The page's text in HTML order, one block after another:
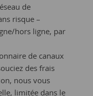
de
risque –
hors ligne, par
de canaux
des frais
nous vous
limitée dans le